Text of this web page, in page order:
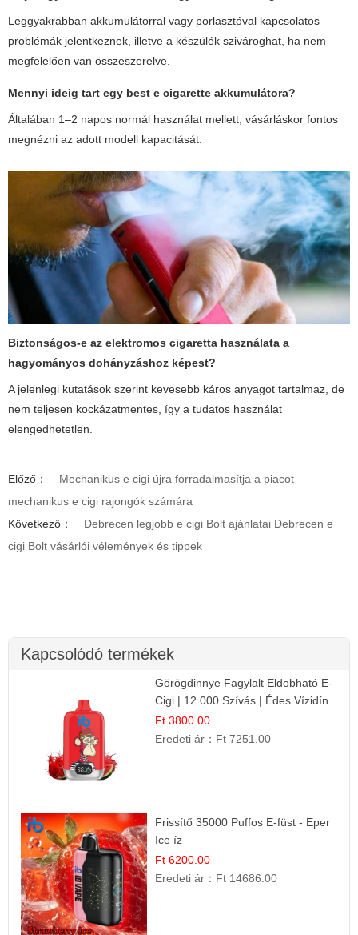
Leggyakrabban akkumulátorral vagy porlasztóval kapcsolatos
problémák jelentkeznek, illetve a készülék szivároghat, ha nem
megfelelően van összeszerelve.
Mennyi ideig tart egy best e cigarette akkumulátora?
Általában 1–2 napos normál használat mellett, vásárláskor fontos
megnézni az adott modell kapacitását.
Biztonságos-e az elektromos cigaretta használata a
hagyományos dohányzáshoz képest?
A jelenlegi kutatások szerint kevesebb káros anyagot tartalmaz, de
nem teljesen kockázatmentes, így a tudatos használat
elengedhetetlen.
Előző：
Mechanikus e cigi újra forradalmasítja a piacot
mechanikus e cigi rajongók számára
Következő：
Debrecen legjobb e cigi Bolt ajánlatai Debrecen e
cigi Bolt vásárlói vélemények és tippek
Kapcsolódó termékek
Görögdinnye Fagylalt Eldobható E-
Cigi | 12.000 Szívás | Édes Vízidín
Íz
Ft 3800.00
Eredeti ár： Ft 7251.00
Frissítő 35000 Puffos E-füst - Eper
Ice íz
Ft 6200.00
Eredeti ár： Ft 14686.00